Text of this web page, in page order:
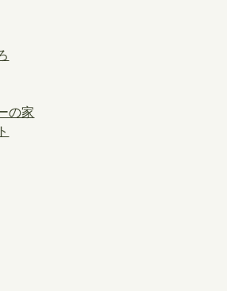
の家